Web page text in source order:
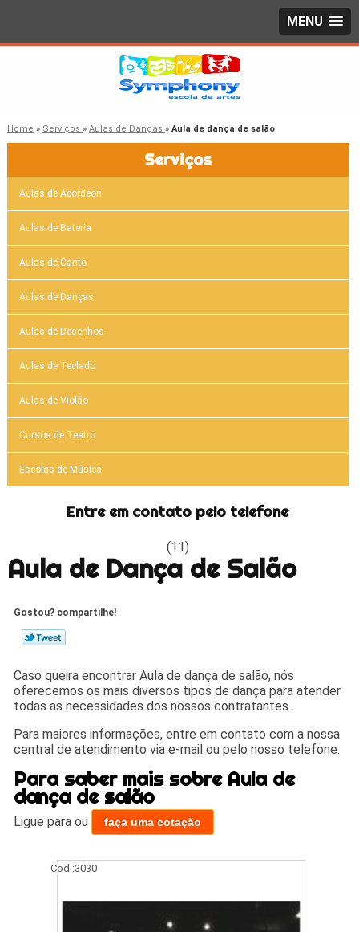
MENU
Home » Serviços » Aulas de Danças » Aula de dança de salão
Serviços
Aulas de Acordeon
Aulas de Bateria
Aulas de Canto
Aulas de Danças
Aulas de Desenhos
Aulas de Teclado
Aulas de Violão
Cursos de Teatro
Escolas de Música
Entre em contato pelo telefone
(11)
Aula de Dança de Salão
Gostou? compartilhe!
Caso queira encontrar Aula de dança de salão, nós
oferecemos os mais diversos tipos de dança para atender
todas as necessidades dos nossos contratantes.
Para maiores informações, entre em contato com a nossa
central de atendimento via e-mail ou pelo nosso telefone.
Para saber mais sobre Aula de
dança de salão
Ligue paraou faça uma cotação
Cod.:3030